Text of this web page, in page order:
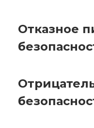
Отказное